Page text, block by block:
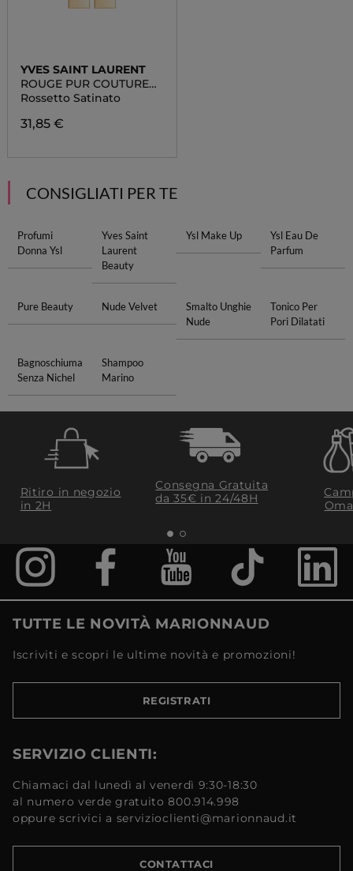
YVES SAINT LAURENT
ROUGE PUR COUTURE
THE BOLD
Rossetto Satinato
31,85 €
CONSIGLIATI PER TE
Profumi
Donna Ysl
Yves Saint
Laurent
Beauty
Ysl Make Up
Ysl Eau De
Parfum
Pure Beauty Nude Velvet
Smalto Unghie
Nude
Tonico Per
Pori Dilatati
Bagnoschiuma
Senza Nichel
Shampoo
Marino
Ritiro in negozio
in 2H
Consegna Gratuita
da 35€​ in 24/48H
TUTTE LE NOVITÀ MARIONNAUD
Iscriviti e scopri le ultime novità e promozioni!
REGISTRATI
SERVIZIO CLIENTI:
Chiamaci dal lunedì al venerdì 9:30-18:30
al numero verde gratuito 800.914.998
oppure scrivici a servizioclienti@marionnaud.it
CONTATTACI